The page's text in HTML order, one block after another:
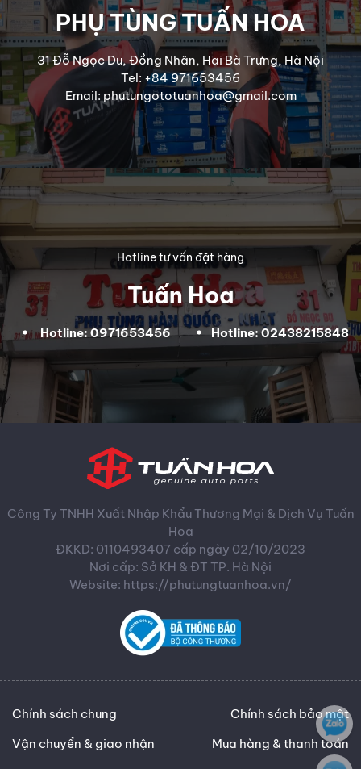
PHỤ TÙNG TUẤN HOA
31 Đỗ Ngọc Du, Đồng Nhân, Hai Bà Trưng, Hà Nội
Tel: +84 971653456
Email: phutungototuanhoa@gmail.com
Hotline tư vấn đặt hàng
Tuấn Hoa
Hotline: 0971653456 Hotline: 02438215848
Công Ty TNHH Xuất Nhập Khẩu Thương Mại & Dịch Vụ Tuấn
Hoa
ĐKKD: 0110493407 cấp ngày 02/10/2023
Nơi cấp: Sở KH & ĐT TP. Hà Nội
Website: https://phutungtuanhoa.vn/
Chính sách chung
Chính sách bảo mật
Vận chuyển & giao nhận
Mua hàng & thanh toán